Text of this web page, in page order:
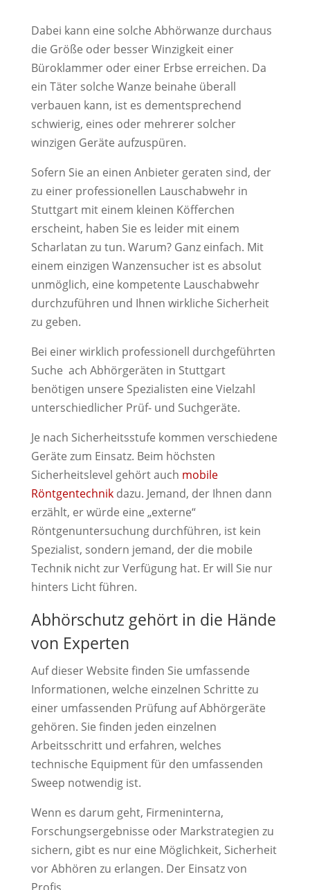
Dabei kann eine solche Abhörwanze durchaus
die Größe oder besser Winzigkeit einer
Büroklammer oder einer Erbse erreichen. Da
ein Täter solche Wanze beinahe überall
verbauen kann, ist es dementsprechend
schwierig, eines oder mehrerer solcher
winzigen Geräte aufzuspüren.
Sofern Sie an einen Anbieter geraten sind, der
zu einer professionellen Lauschabwehr in
Stuttgart mit einem kleinen Köfferchen
erscheint, haben Sie es leider mit einem
Scharlatan zu tun. Warum? Ganz einfach. Mit
einem einzigen Wanzensucher ist es absolut
unmöglich, eine kompetente Lauschabwehr
durchzuführen und Ihnen wirkliche Sicherheit
zu geben.
Bei einer wirklich professionell durchgeführten
Suche ach Abhörgeräten in Stuttgart
benötigen unsere Spezialisten eine Vielzahl
unterschiedlicher Prüf- und Suchgeräte.
Je nach Sicherheitsstufe kommen verschiedene
Geräte zum Einsatz. Beim höchsten
Sicherheitslevel gehört auch mobile
Röntgentechnikdazu. Jemand, der Ihnen dann
erzählt, er würde eine „externe“
Röntgenuntersuchung durchführen, ist kein
Spezialist, sondern jemand, der die mobile
Technik nicht zur Verfügung hat. Er will Sie nur
hinters Licht führen.
Abhörschutz gehört in die Hände
von Experten
Auf dieser Website finden Sie umfassende
Informationen, welche einzelnen Schritte zu
einer umfassenden Prüfung auf Abhörgeräte
gehören. Sie finden jeden einzelnen
Arbeitsschritt und erfahren, welches
technische Equipment für den umfassenden
Sweep notwendig ist.
Wenn es darum geht, Firmeninterna,
Forschungsergebnisse oder Markstrategien zu
sichern, gibt es nur eine Möglichkeit, Sicherheit
vor Abhören zu erlangen. Der Einsatz von